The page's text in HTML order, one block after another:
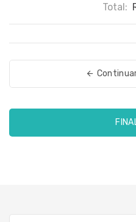
Total: